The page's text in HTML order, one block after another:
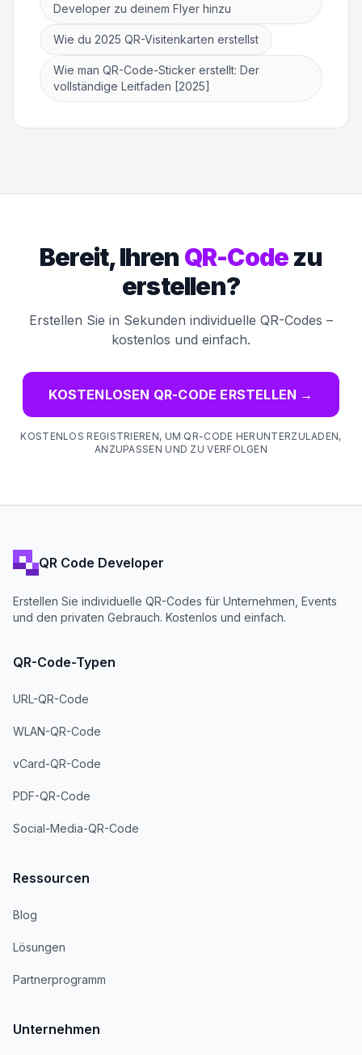
Developer zu deinem Flyer hinzu
Wie du 2025 QR-Visitenkarten erstellst
Wie man QR-Code-Sticker erstellt: Der
vollständige Leitfaden [2025]
Bereit, Ihren QR-Codezu
erstellen?
Erstellen Sie in Sekunden individuelle QR-Codes –
kostenlos und einfach.
KOSTENLOSEN QR-CODE ERSTELLEN →
KOSTENLOS REGISTRIEREN, UM QR-CODE HERUNTERZULADEN,
ANZUPASSEN UND ZU VERFOLGEN
QR Code Developer
Erstellen Sie individuelle QR-Codes für Unternehmen, Events
und den privaten Gebrauch. Kostenlos und einfach.
QR-Code-Typen
URL-QR-Code
WLAN-QR-Code
vCard-QR-Code
PDF-QR-Code
Social-Media-QR-Code
Ressourcen
Blog
Lösungen
Partnerprogramm
Unternehmen